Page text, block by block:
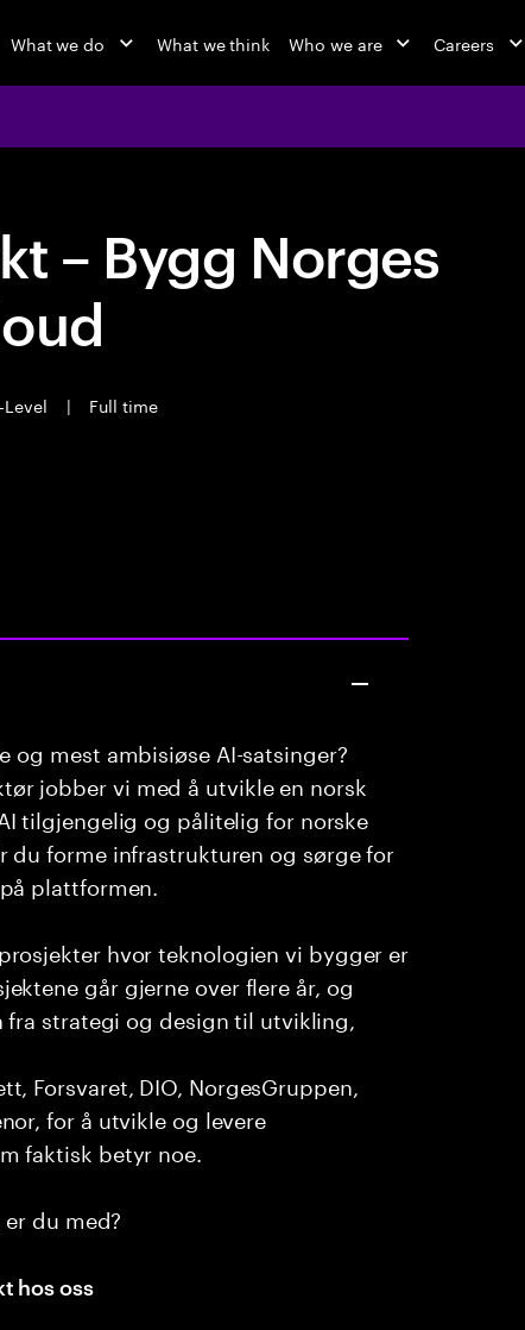
What we do What we think Who we are Careers
– Bygg Norges
|
Full time
mest ambisiøse AI-satsinger?
jobber vi med å utvikle en norsk
tilgjengelig og pålitelig for norske
du forme infrastrukturen og sørge for
plattformen.
hvor teknologien vi bygger er
går gjerne over flere år, og
fra strategi og design til utvikling,
Forsvaret, DIO, NorgesGruppen,
for å utvikle og levere
faktisk betyr noe.
du med?
hos oss